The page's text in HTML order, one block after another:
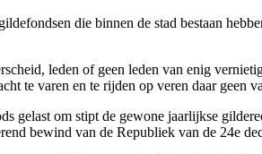
die binnen de stad bestaan
leden of geen leden van enig
te varen en te rijden op veren daar geen
gelast om stipt de gewone jaarlijkse
bewind van de Republiek van de 24e